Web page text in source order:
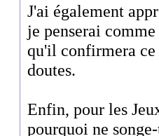
J'ai également
je penserai
qu'il confirmera
doutes.
Enfin, pour les
pourquoi ne